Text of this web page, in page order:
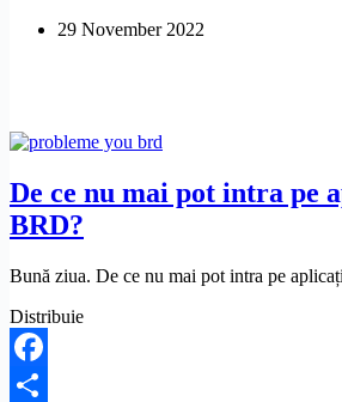
29 November 2022
De ce nu mai pot intra pe
BRD?
Bună ziua. De ce nu mai pot intra pe
Distribuie
Facebook